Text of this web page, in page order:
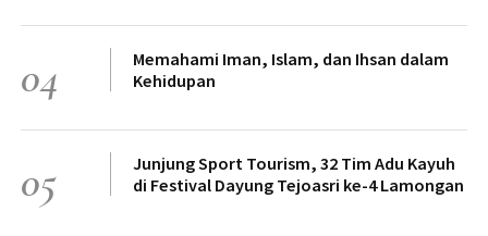
04
Memahami Iman, Islam, dan Ihsan dalam
Kehidupan
05
Junjung Sport Tourism, 32 Tim Adu Kayuh
di Festival Dayung Tejoasri ke-4 Lamongan